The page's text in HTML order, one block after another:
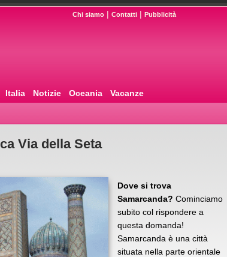
Chi siamo | Contatti | Pubblicità
Italia Notizie Oceania Vacanze
Via della Seta
Dove si trova
Samarcanda? Cominciamo
subito col rispondere a
questa domanda!
Samarcanda è una città
situata nella parte orientale